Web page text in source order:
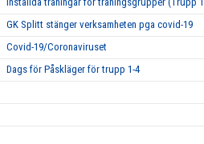
GK Splitt stänger verksamheten pga covid-19
Covid-19/Coronaviruset
Dags för Påskläger för trupp 1-4